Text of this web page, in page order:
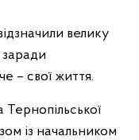
велику
заради
– свої життя.
Тернопільської
із начальником